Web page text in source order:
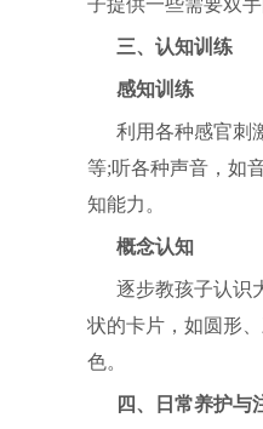
子提供一些需要双
三、认知训练
感知训练
利用各种感官刺
等;听各种声音，如
知能力。
概念认知
逐步教孩子认识
状的卡片，如圆形
色。
四、日常养护与